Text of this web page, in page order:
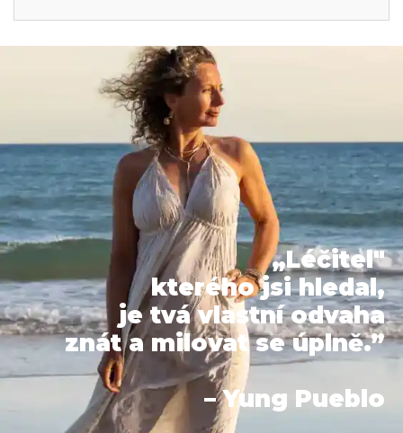
„Léčitel"
kterého jsi hledal,
je tvá vlastní odvaha
znát a milovat se úplně.”
– Yung Pueblo